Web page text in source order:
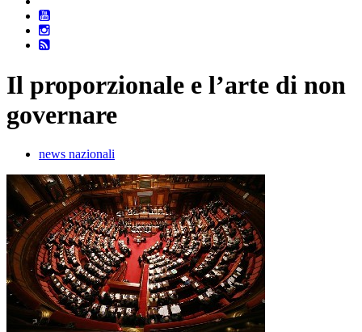
Il proporzionale e l’arte di non
governare
news nazionali